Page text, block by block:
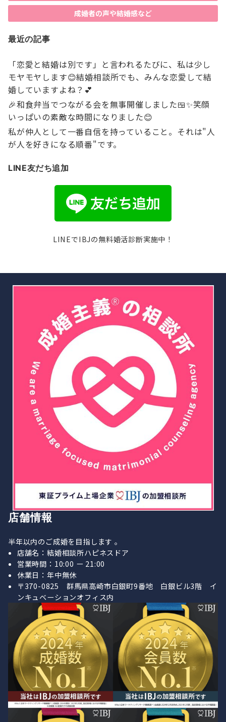
成婚者の声や結婚感など
最近の記事
「恋愛と結婚は別です」と言われるたびに、私は少し
モヤモヤします😊結婚相談所でも、みんな恋愛して結
婚していますよね？💕
🎉和食弁当でつながる会を無事開催しました🍱✨笑顔
いっぱいの素敵な時間になりました😊
私が仲人として一番自信を持っていること。それは"人
が人を好きになる順番"です。
LINE友だち追加
LINEでIBJの無料婚活診断実施中！
店舗情報
半年以内のご成婚を目指します 。
店舗名：結婚相談所ハピネスドア
営業時間：10:00 ー 21:00
休業日：年中無休
〒370-0825 群馬県高崎市白銀町9番地 白銀ビル3階 イ
ンキュベーションオフィス内